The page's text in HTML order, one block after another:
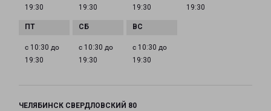
19:30
19:30
19:30
19:30
с 10:30 до
19:30
с 10:30 до
19:30
с 10:30 до
19:30
ЧЕЛЯБИНСК СВЕРДЛОВСКИЙ 80